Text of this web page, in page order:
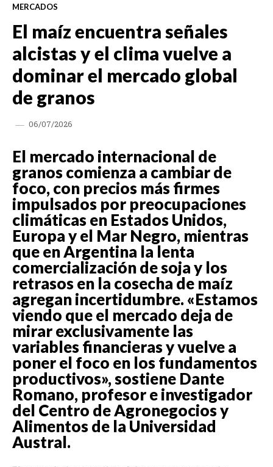
MERCADOS
El maíz encuentra señales
alcistas y el clima vuelve a
dominar el mercado global
de granos
06/07/2026
El mercado internacional de
granos comienza a cambiar de
foco, con precios más firmes
impulsados por preocupaciones
climáticas en Estados Unidos,
Europa y el Mar Negro, mientras
que en Argentina la lenta
comercialización de soja y los
retrasos en la cosecha de maíz
agregan incertidumbre. «Estamos
viendo que el mercado deja de
mirar exclusivamente las
variables financieras y vuelve a
poner el foco en los fundamentos
productivos», sostiene Dante
Romano, profesor e investigador
del Centro de Agronegocios y
Alimentos de la Universidad
Austral.